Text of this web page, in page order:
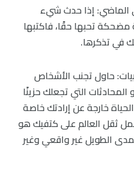
الماضي: إذا حدث شيء
تحبها حقًا، فاكتبها
في تذكرها.
حاول تجنب الأشخاص
المحادثات التي تجعلك حزينًا
خارجة عن إرادتك خاصة
ثقل العالم على كتفيك هو
الطويل غير واقعي وغير